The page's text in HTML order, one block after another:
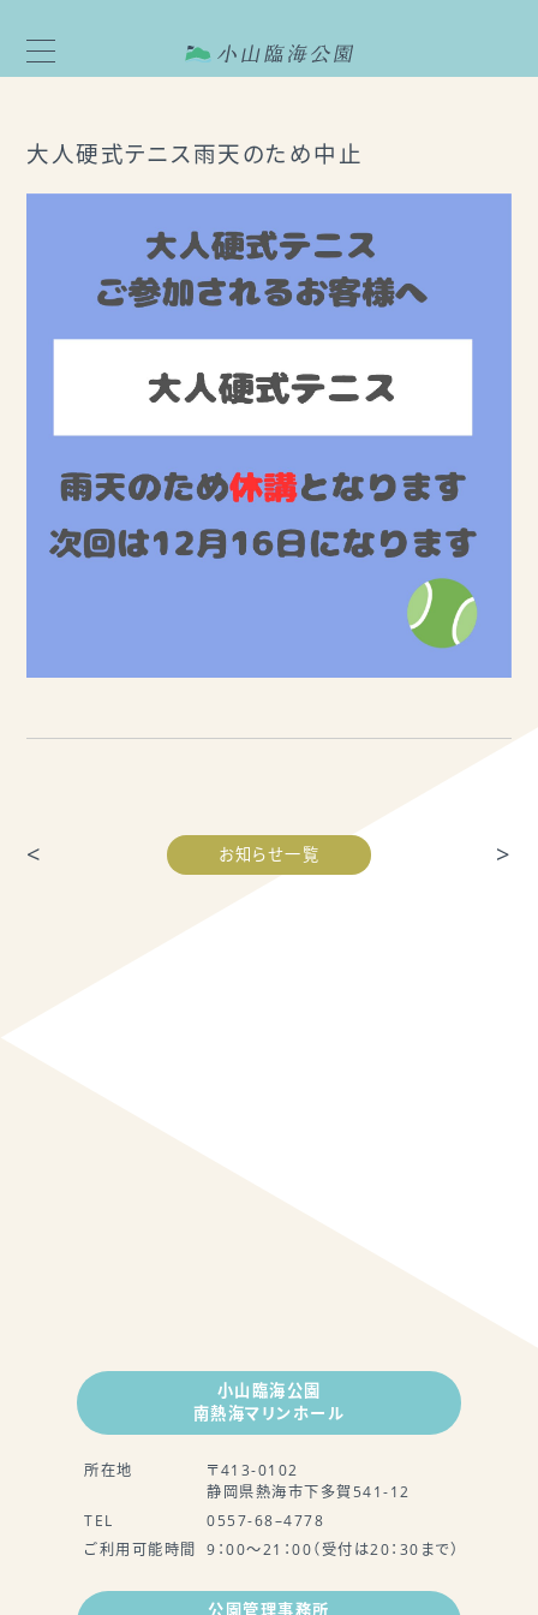
大人硬式テニス雨天のため中止
< お知らせ一覧 >
小山臨海公園
南熱海マリンホール
所在地
〒413-0102
静岡県熱海市下多賀541-12
TEL
0557-68–4778
ご利用可能時間
9：00～21：00（受付は20：30まで）
公園管理事務所